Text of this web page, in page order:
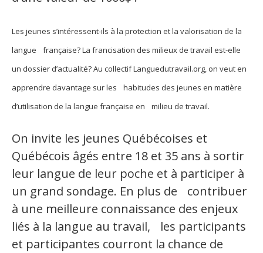
Organismes de la langue française
Publications
Francophonie internationale
Expressions et jeux de lettres
Vidéos
Revue de presse
Langue du travail
Francisation de l'Administration
Recueil de bonnes pratiques
Les jeunes s’intéressent-ils à la protection et la valorisation de la
langue française? La francisation des milieux de travail est-elle
un dossier d’actualité?Au collectif Languedutravail.org, on veut en
apprendre davantage sur les habitudes des jeunes en matière
d’utilisation de la langue française en milieu de travail.
On invite les jeunes Québécoises et
Québécois âgés entre 18 et 35 ans à sortir
leur langue de leur poche et à participer à
un grand sondage. En plus de contribuer
à une meilleure connaissance des enjeux
liés à la langue au travail, les participants
et participantes courront la chance de